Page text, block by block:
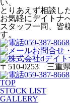
い、
とりあえず相談し
お気軽にデイトナ
スタッフ一同、皆
す。
059-387-8668
お問合せ
〒510-0253 三重
059-387-8668
TOP
STOCK LIST
GALLERY